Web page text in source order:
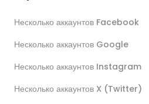
Несколько аккаунтов Facebook
Несколько аккаунтов Google
Несколько аккаунтов Instagram
Несколько аккаунтов X (Twitter)